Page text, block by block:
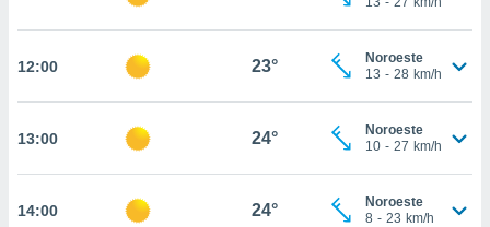
de que
sean
el sitio
para
ni para
12:00 23°
Noroeste
13 - 28 km/h
13:00 24°
Noroeste
10 - 27 km/h
14:00 24°
Noroeste
8 - 23 km/h